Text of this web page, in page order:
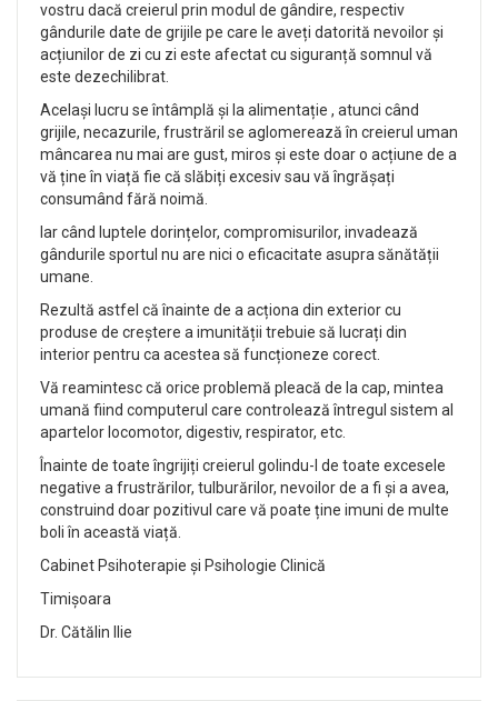
vostru dacă creierul prin modul de gândire, respectiv
gândurile date de grijile pe care le aveți datorită nevoilor și
acțiunilor de zi cu zi este afectat cu siguranță somnul vă
este dezechilibrat.
Același lucru se întâmplă și la alimentație , atunci când
grijile, necazurile, frustrăril se aglomerează în creierul uman
mâncarea nu mai are gust, miros și este doar o acțiune de a
vă ține în viață fie că slăbiți excesiv sau vă îngrășați
consumând fără noimă.
Iar când luptele dorințelor, compromisurilor, invadează
gândurile sportul nu are nici o eficacitate asupra sănătății
umane.
Rezultă astfel că înainte de a acționa din exterior cu
produse de creștere a imunității trebuie să lucrați din
interior pentru ca acestea să funcționeze corect.
Vă reamintesc că orice problemă pleacă de la cap, mintea
umană fiind computerul care controlează întregul sistem al
apartelor locomotor, digestiv, respirator, etc.
Înainte de toate îngrijiți creierul golindu-l de toate excesele
negative a frustrărilor, tulburărilor, nevoilor de a fi și a avea,
construind doar pozitivul care vă poate ține imuni de multe
boli în această viață.
Cabinet Psihoterapie și Psihologie Clinică
Timișoara
Dr. Cătălin Ilie